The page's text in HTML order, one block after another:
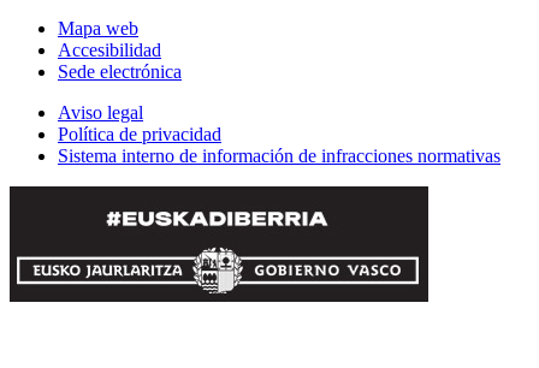
Mapa web
Accesibilidad
Sede electrónica
Aviso legal
Política de privacidad
Sistema interno de información de infracciones normativas